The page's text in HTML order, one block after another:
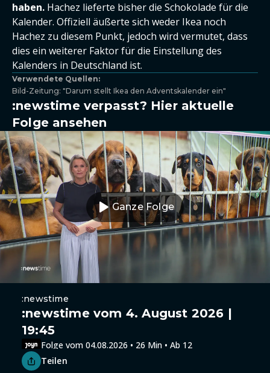
haben. Hachez lieferte bisher die Schokolade für die
Kalender. Offiziell äußerte sich weder Ikea noch
Hachez zu diesem Punkt, jedoch wird vermutet, dass
dies ein weiterer Faktor für die Einstellung des
Kalenders in Deutschland ist.
Verwendete Quellen:
Bild-Zeitung: "Darum stellt Ikea den Adventskalender ein"
:newstime verpasst? Hier aktuelle
Folge ansehen
Ganze Folge
:newstime
:newstime vom 4. August 2026 |
19:45
Folge vom 04.08.2026 • 26 Min • Ab 12
Teilen